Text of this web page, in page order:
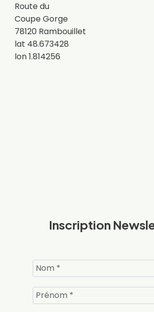
Route du
Coupe Gorge
78120 Rambouillet
lat 48.673428
lon 1.814256
Inscription